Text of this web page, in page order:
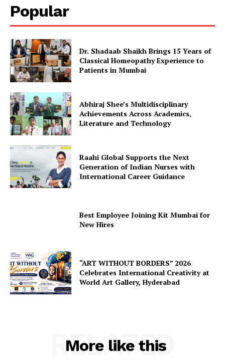
Popular
Dr. Shadaab Shaikh Brings 15 Years of
Classical Homeopathy Experience to
Patients in Mumbai
Abhiraj Shee’s Multidisciplinary
Achievements Across Academics,
Literature and Technology
Raahi Global Supports the Next
Generation of Indian Nurses with
International Career Guidance
Best Employee Joining Kit Mumbai for
New Hires
“ART WITHOUT BORDERS” 2026
Celebrates International Creativity at
World Art Gallery, Hyderabad
More like this
RELATED